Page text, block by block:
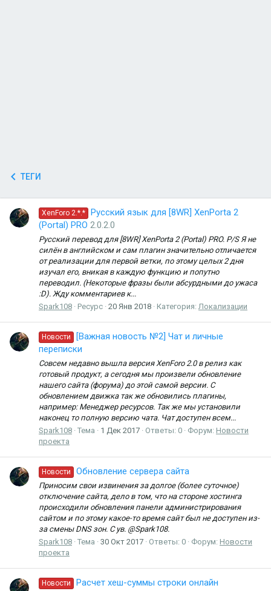
ТЕГИ
XenForo 2.*.*
Русский язык для [8WR] XenPorta 2
(Portal) PRO 2.0.2.0
Русский перевод для [8WR] XenPorta 2 (Portal) PRO. P/S Я не
силён в английском и сам плагин значительно отличается
от реализации для первой ветки, по этому целых 2 дня
изучал его, вникая в каждую функцию и попутно
переводил. (Некоторые фразы были абсурдными до ужаса
:D). Жду комментариев к...
Spark108
Ресурс 20 Янв 2018 Категория: Локализации
Новости
[Важная новость №2] Чат и личные
переписки
Совсем недавно вышла версия XenForo 2.0 в релиз как
готовый продукт, а сегодня мы произвели обновление
нашего сайта (форума) до этой самой версии. С
обновлением движка так же обновились плагины,
например: Менеджер ресурсов. Так же мы установили
наконец то полную версию чата. Чат доступен всем...
Spark108 Тема 1 Дек 2017 Ответы: 0 Форум: Новости
проекта
Новости Обновление сервера сайта
Приносим свои извинения за долгое (более суточное)
отключение сайта, дело в том, что на стороне хостинга
происходили обновления панели администрирования
сайтом и по этому какое-то время сайт был не доступен из-
за смены DNS зон. С ув. @Spark108.
Spark108 Тема 30 Окт 2017 Ответы: 0 Форум: Новости
проекта
Новости Расчет хеш-суммы строки онлайн